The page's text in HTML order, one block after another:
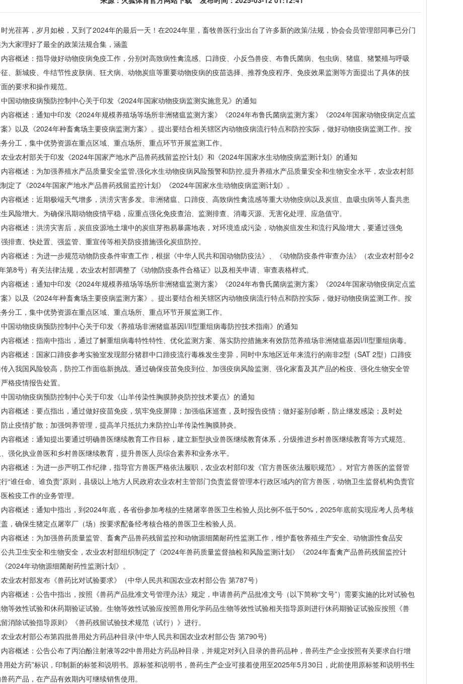
荏苒，岁月如梭，又到了2024年的最后一天！在2024年里，畜牧兽医行业出台了许多新的政策/法规，协会会员管理部同事已分门
大家理好了最全的政策法规合集，涵盖
概述：指导做好动物疫病免疫工作，分别对高致病性禽流感、口蹄疫、小反刍兽疫、布鲁氏菌病、包虫病、猪瘟、猪繁殖与呼吸
、新城疫、牛结节性皮肤病、狂犬病、动物炭疽等重要动物疫病的疫苗选择、推荐免疫程序、免疫效果监测等方面提出了具体的技
的要求和操作规范。
动物疫病预防控制中心关于印发《2024年国家动物疫病监测实施意见》的通知
概述：通知中印发《2024年规模养殖场等场所非洲猪瘟监测方案》《2024年布鲁氏菌病监测方案》《2024年国家动物疫病定点监
》以及《2024年种畜禽场主要疫病监测方案》。提出要结合相关辖区内动物疫病流行特点和防控实际，做好动物疫病监测工作。按
分工，集中优势资源在重点区域、重点场所、重点环节开展监测工作。
农村部关于印发《2024年国家产地水产品兽药残留监控计划》和《2024年国家水生动物疫病监测计划》的通知
概述：为加强养殖水产品质量安全监管,强化水生动物疫病风险预警和防控,提升养殖水产品质量安全和生物安全水平，农业农村部
定了《2024年国家产地水产品兽药残留监控计划》《2024年国家水生动物疫病监测计划》。
概述：近期极端天气增多，洪涝灾害多发。非洲猪瘟、口蹄疫、高致病性禽流感等重大动物疫病以及炭疽、血吸虫病等人畜共患
风险增大。为确保汛期动物疫情平稳，应重点强化免疫查治、监测排查、消毒灭源、无害化处理、应急值守。
概述：洪涝灾害后，炭疽疫源地土壤中的炭疽芽孢易暴露地表，对环境造成污染，动物炭疽发生和流行风险增大，要通过强免
排查、快处置、强监管、重宣传等相关防疫措施强化炭疽防控。
概述：为进一步规范动物防疫条件审查工作，根据《中华人民共和国动物防疫法》、《动物防疫条件审查办法》（农业农村部令2
第8号）有关法律法规，农业农村部调整了《动物防疫条件合格证》以及相关申请、审查表格样式。
概述：通知中印发《2024年规模养殖场等场所非洲猪瘟监测方案》《2024年布鲁氏菌病监测方案》《2024年国家动物疫病定点监
》以及《2024年种畜禽场主要疫病监测方案》。提出要结合相关辖区内动物疫病流行特点和防控实际，做好动物疫病监测工作。按
分工，集中优势资源在重点区域、重点场所、重点环节开展监测工作。
动物疫病预防控制中心关于印发《养殖场非洲猪瘟基因I/II型重组病毒防控技术指南》的通知
概述：指南中指出，通过了解重组病毒特性特性、优化监测方案、落实防控措施来有效防范养殖场非洲猪瘟基因I/II型重组病毒。
概述：国家口蹄疫参考实验室发现部分猪群中口蹄疫流行毒株发生变异，同时中东地区近年来流行的南非2型（SAT 2型）口蹄疫
入我国风险较高，防控工作面临新挑战。通过确保疫苗免疫到位、加强疫病风险监测、强化家畜及其产品的检疫、强化生物安全管
格疫情报告处置。
动物疫病预防控制中心关于印发《山羊传染性胸膜肺炎防控技术要点》的通知
概述：要点指出，通过做好疫苗免疫，筑牢免疫屏障；加强临床巡查，及时报告疫情；做好鉴别诊断，防止继发感染；及时处
止疫情扩散；加强饲养管理，提高羊只抵抗力来防控山羊传染性胸膜肺炎。
概述：通知提出要通过明确兽医继续教育工作目标，建立新型执业兽医继续教育体系，分级推进乡村兽医继续教育等方式规范、
强化执业兽医和乡村兽医继续教育，提升兽医人员综合素养和业务水平。
概述：为进一步严明工作纪律，指导官方兽医严格依法履职，农业农村部印发《官方兽医依法履职规范》。对官方兽医的监督管
“谁任命、谁负责”原则，县级以上地方人民政府农业农村主管部门负责监督管理本行政区域内的官方兽医，动物卫生监督机构负责官
检疫工作的业务管理。
概述：通知中指出，到2024年底，各省份参加考核的生猪屠宰兽医卫生检验人员比例不低于50%，2025年底前实现应考人员考核
，确保生猪定点屠宰厂（场）按要求配备经考核合格的兽医卫生检验人员。
概述：为加强兽药质量监管、畜禽产品兽药残留监控和动物源细菌耐药性监测工作，维护畜牧养殖生产安全、动物源性食品安
共卫生安全和生物安全，农业农村部组织制定了《2024年兽药质量监督抽检和风险监测计划》《2024年畜禽产品兽药残留监控计
2024年动物源细菌耐药性监测计划》。
农村部发布《兽药比对试验要求》（中华人民共和国农业农村部公告 第787号）
概述：公告中指出，按照《兽药产品批准文号管理办法》规定，申请兽药产品批准文号（以下简称“文号”）需要实施的比对试验包
等效性试验和休药期验证试验。生物等效性试验应按照兽用化学药品生物等效性试验相关指导原则进行休药期验证试验应按照《兽
消除试验指导原则》《兽药残留试验技术规范（试行）》进行。
农村部公布第四批兽用处方药品种目录(中华人民共和国农业农村部公告 第790号)
概述：公告公布了丙泊酚注射液等22中兽用处方药品种目录，并规定对列入目录的兽药品种，兽药生产企业按照有关要求自行增
用处方药”标识，印制新的标签和说明书。原标签和说明书，兽药生产企业可接着使用至2025年5月30日，此前使用原标签和说明书生
药产品，在产品有效期内可继续销售使用。